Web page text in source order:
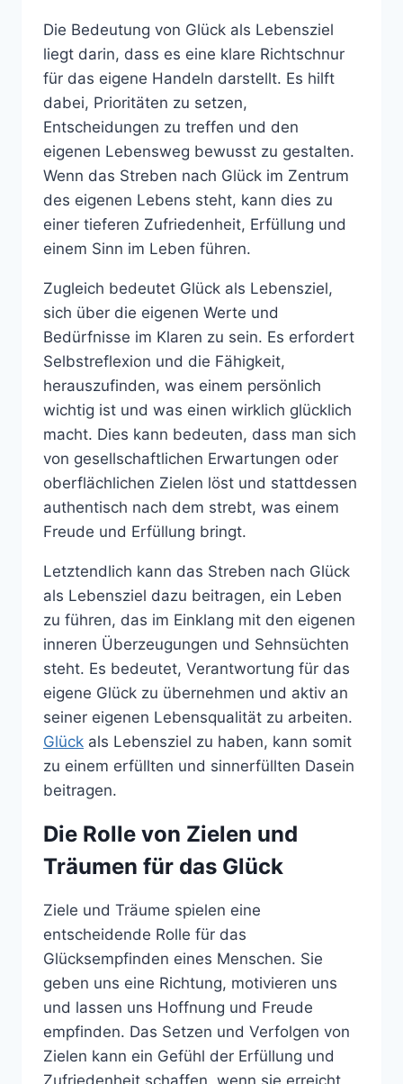
Die Bedeutung von Glück als Lebensziel
liegt darin, dass es eine klare Richtschnur
für das eigene Handeln darstellt. Es hilft
dabei, Prioritäten zu setzen,
Entscheidungen zu treffen und den
eigenen Lebensweg bewusst zu gestalten.
Wenn das Streben nach Glück im Zentrum
des eigenen Lebens steht, kann dies zu
einer tieferen Zufriedenheit, Erfüllung und
einem Sinn im Leben führen.
Zugleich bedeutet Glück als Lebensziel,
sich über die eigenen Werte und
Bedürfnisse im Klaren zu sein. Es erfordert
Selbstreflexion und die Fähigkeit,
herauszufinden, was einem persönlich
wichtig ist und was einen wirklich glücklich
macht. Dies kann bedeuten, dass man sich
von gesellschaftlichen Erwartungen oder
oberflächlichen Zielen löst und stattdessen
authentisch nach dem strebt, was einem
Freude und Erfüllung bringt.
Letztendlich kann das Streben nach Glück
als Lebensziel dazu beitragen, ein Leben
zu führen, das im Einklang mit den eigenen
inneren Überzeugungen und Sehnsüchten
steht. Es bedeutet, Verantwortung für das
eigene Glück zu übernehmen und aktiv an
seiner eigenen Lebensqualität zu arbeiten.
Glück als Lebensziel zu haben, kann somit
zu einem erfüllten und sinnerfüllten Dasein
beitragen.
Die Rolle von Zielen und
Träumen für das Glück
Ziele und Träume spielen eine
entscheidende Rolle für das
Glücksempfinden eines Menschen. Sie
geben uns eine Richtung, motivieren uns
und lassen uns Hoffnung und Freude
empfinden. Das Setzen und Verfolgen von
Zielen kann ein Gefühl der Erfüllung und
Zufriedenheit schaffen, wenn sie erreicht